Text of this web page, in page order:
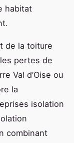
habitat
de la toiture
pertes de
Val d’Oise ou
la
isolation
combinant